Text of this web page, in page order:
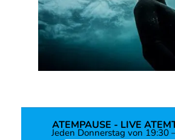
ATEMPAUSE - LIVE
Jeden Donnerstag von 19:30